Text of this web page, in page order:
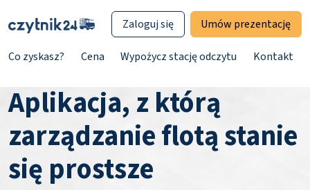
Co zyskasz? Cena Wypożycz stację odczytu Kontakt
Zaloguj się Umów prezentację
Aplikacja, z którą
zarządzanie flotą stanie
się prostsze